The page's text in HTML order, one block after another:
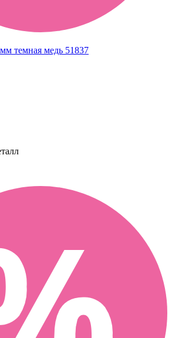
темная медь 51837